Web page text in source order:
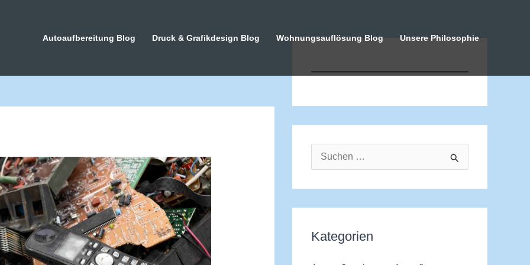
Autoaufbereitung Blog Druck & Grafikdesign Blog Wohnungsauflösung Blog Unsere Philosophie
e
Kategorien